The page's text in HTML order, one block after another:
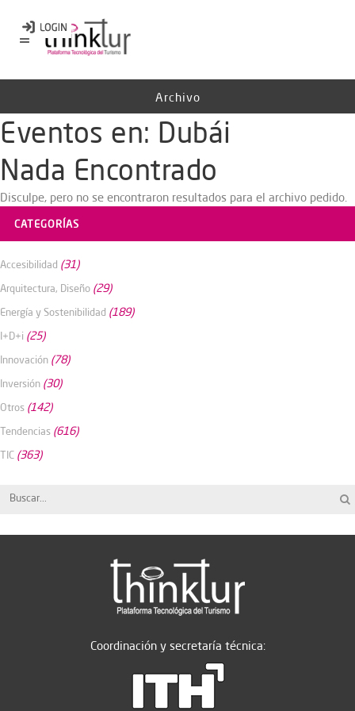
Archivo
Eventos en: Dubái
Nada Encontrado
Disculpe, pero no se encontraron resultados para el archivo pedido.
CATEGORÍAS
Accesibilidad (31)
Arquitectura, Diseño (29)
Energía y Sostenibilidad (189)
I+D+i (25)
Innovación (78)
Inversión (30)
Otros (142)
Tendencias (616)
TIC (363)
Coordinación y secretaría técnica: